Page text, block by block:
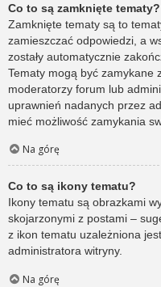
Co to są zamknięte tematy?
Zamknięte tematy są to
zamieszczać odpowiedzi, a
zostały automatycznie
Tematy mogą być zamykane
moderatorzy forum lub
uprawnień nadanych przez
mieć możliwość zamykania
Na górę
Co to są ikony tematu?
Ikony tematu są obrazkami
skojarzonymi z postami –
z ikon tematu uzależniona
administratora witryny.
Na górę